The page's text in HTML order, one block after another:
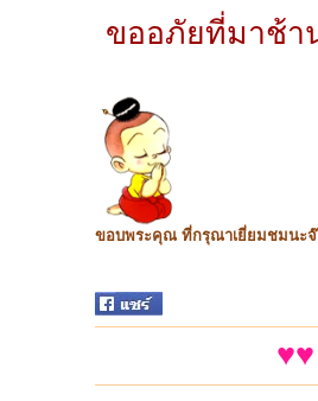
ขออภัยที่มาช้า
ขอบพระคุณ ที่กรุณาเยี่ยมชมนะจ๊